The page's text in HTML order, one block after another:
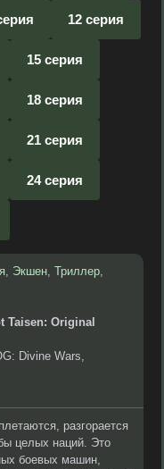
12 серия
15 серия
18 серия
21 серия
24 серия
, Экшен, Триллер,
Taisen: Original
Divine Wars,
разгорается
целых наций. Это
боевых машин,